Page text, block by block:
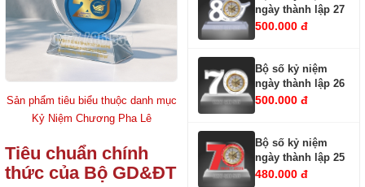
Sản phẩm tiêu biểu thuộc danh mục
Kỷ Niệm Chương Pha Lê
Tiêu chuẩn chính
thức của Bộ GD&ĐT
ngày thành lập 27
500.000 đ
Bộ số kỷ niệm
ngày thành lập 26
500.000 đ
Bộ số kỷ niệm
ngày thành lập 25
480.000 đ